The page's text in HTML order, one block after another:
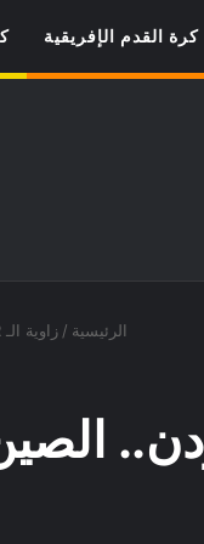
كرة القدم الإفريقية
الرئيسية / زاوية الـ VAR